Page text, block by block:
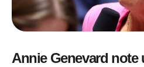
Annie Genevard note